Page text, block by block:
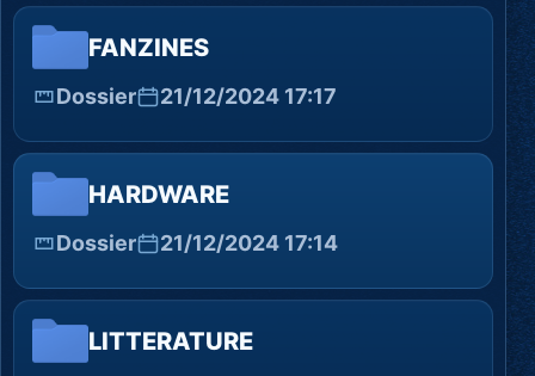
FANZINES
Dossier 21/12/2024 17:17
HARDWARE
Dossier 21/12/2024 17:14
LITTERATURE